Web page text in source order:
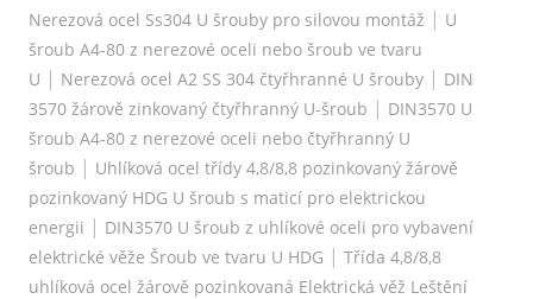
Nerezová ocel Ss304 U šrouby pro silovou montáž | U
šroub A4-80 z nerezové oceli nebo šroub ve tvaru
U | Nerezová ocel A2 SS 304 čtyřhranné U šrouby| DIN
3570 žárově zinkovaný čtyřhranný U-šroub | DIN3570 U
šroub A4-80 z nerezové oceli nebo čtyřhranný U
šroub | Uhlíková ocel třídy 4,8/8,8 pozinkovaný žárově
pozinkovaný HDG U šroub s maticí pro elektrickou
energii | DIN3570 U šroub z uhlíkové oceli pro vybavení
elektrické věže Šroub ve tvaru U HDG | Třída 4,8/8,8
uhlíková ocel žárově pozinkovaná Elektrická věž Leštění